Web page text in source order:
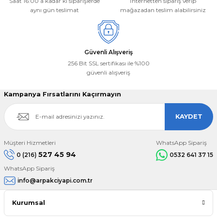
aynı gün teslimat
mağazadan teslim alabilirsiniz
Güvenli Alışveriş
256 Bit SSL sertifikası ile %100
güvenli alışveriş
Kampanya Fırsatlarını Kaçırmayın
KAYDET
Müşteri Hizmetleri
0 (216) 527 45 94
WhatsApp Sipariş
0532 641 37 15
WhatsApp Sipariş
info@arpakciyapi.com.tr
Kurumsal